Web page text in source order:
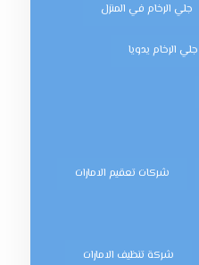
جلي الرخام في المنزل
جلي الرخام يدويا
شركات تعقيم الامارات
شركة تنظيف الامارات